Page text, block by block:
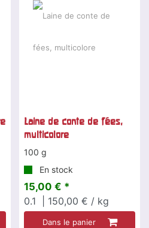
Laine de conte de fées,
multicolore
100 g
En stock
15,00 € *
0.1
| 150,00 € / kg
Dans le panier